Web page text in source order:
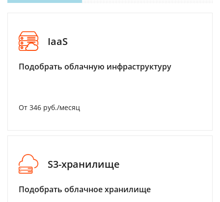
IaaS
Подобрать облачную инфраструктуру
От 346 руб./месяц
S3-хранилище
Подобрать облачное хранилище